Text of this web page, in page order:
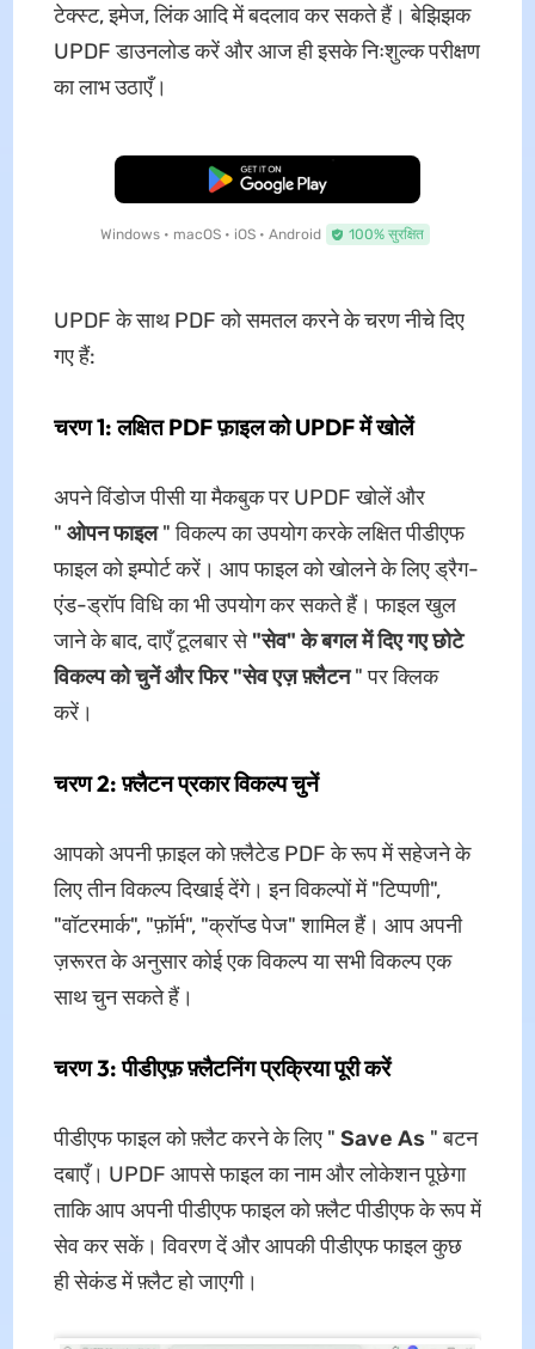
टेक्स्ट, इमेज, लिंक आदि में बदलाव कर सकते हैं। बेझिझक
UPDF डाउनलोड करें और आज ही इसके निःशुल्क परीक्षण
का लाभ उठाएँ।
मुफ्त डाउनलोड
Windows • macOS • iOS • Android 100% सुरक्षित
UPDF के साथ PDF को समतल करने के चरण नीचे दिए
गए हैं:
चरण 1: लक्षित PDF फ़ाइल को UPDF में खोलें
अपने विंडोज पीसी या मैकबुक पर UPDF खोलें और
" ओपन फाइल" विकल्प का उपयोग करके लक्षित पीडीएफ
फाइल को इम्पोर्ट करें। आप फाइल को खोलने के लिए ड्रैग-
एंड-ड्रॉप विधि का भी उपयोग कर सकते हैं। फाइल खुल
जाने के बाद, दाएँ टूलबार से"सेव" के बगल में दिए गए छोटे
विकल्प को चुनें और फिर"सेव एज़ फ़्लैटन" पर क्लिक
करें।
चरण 2: फ़्लैटन प्रकार विकल्प चुनें
आपको अपनी फ़ाइल को फ़्लैटेड PDF के रूप में सहेजने के
लिए तीन विकल्प दिखाई देंगे। इन विकल्पों में "टिप्पणी",
"वॉटरमार्क", "फ़ॉर्म", "क्रॉप्ड पेज" शामिल हैं। आप अपनी
ज़रूरत के अनुसार कोई एक विकल्प या सभी विकल्प एक
साथ चुन सकते हैं।
चरण 3: पीडीएफ़ फ़्लैटनिंग प्रक्रिया पूरी करें
पीडीएफ फाइल को फ़्लैट करने के लिए " Save As " बटन
दबाएँ। UPDF आपसे फाइल का नाम और लोकेशन पूछेगा
ताकि आप अपनी पीडीएफ फाइल को फ़्लैट पीडीएफ के रूप में
सेव कर सकें। विवरण दें और आपकी पीडीएफ फाइल कुछ
ही सेकंड में फ़्लैट हो जाएगी।